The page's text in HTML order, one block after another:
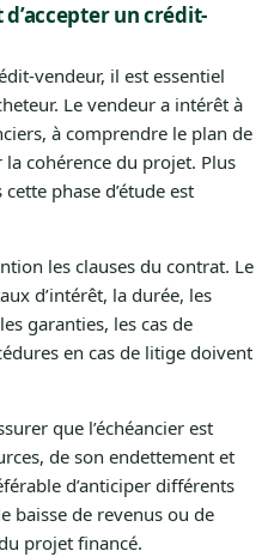
un crédit-
vendeur, il est essentiel
Le vendeur a intérêt à
à comprendre le plan de
cohérence du projet. Plus
phase d’étude est
les clauses du contrat. Le
d’intérêt, la durée, les
garanties, les cas de
en cas de litige doivent
que l’échéancier est
de son endettement et
d’anticiper différents
baisse de revenus ou de
projet financé.